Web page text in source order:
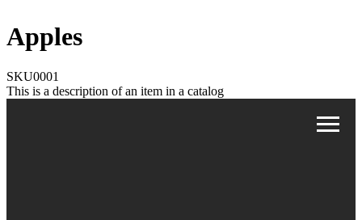
Apples
SKU0001
This is a description of an item in a catalog